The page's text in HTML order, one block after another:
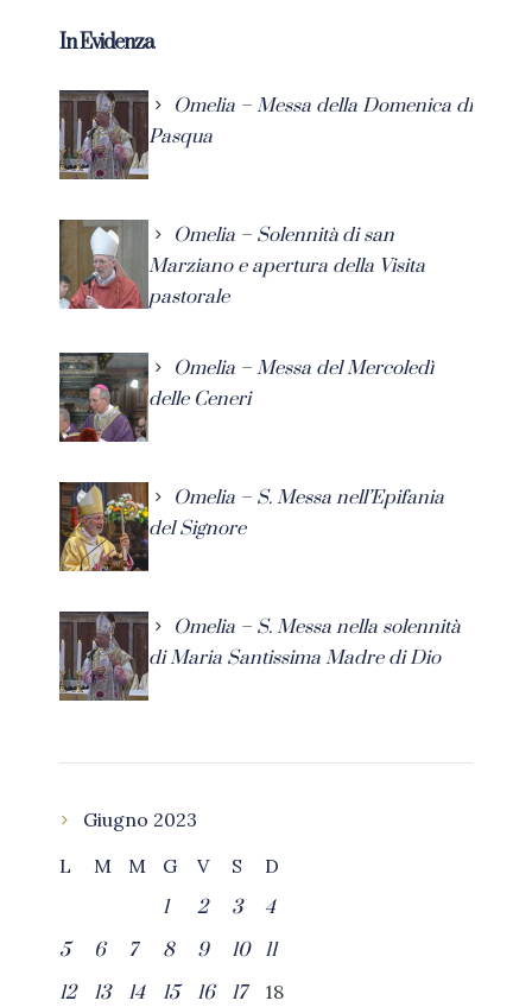
In Evidenza
Omelia – Messa della Domenica di
Pasqua
Omelia – Solennità di san
Marziano e apertura della Visita
pastorale
Omelia – Messa del Mercoledì
delle Ceneri
Omelia – S. Messa nell’Epifania
del Signore
Omelia – S. Messa nella solennità
di Maria Santissima Madre di Dio
Giugno 2023
L
M M G V S
D
1
2 3
4
5
6 7 8 9 10
11
12
13 14 15 16 17
18